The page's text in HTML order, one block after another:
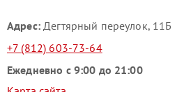
Адрес:Дегтярный переулок, 11Б
+7 (812) 603-73-64
Ежедневно с 9:00 до 21:00